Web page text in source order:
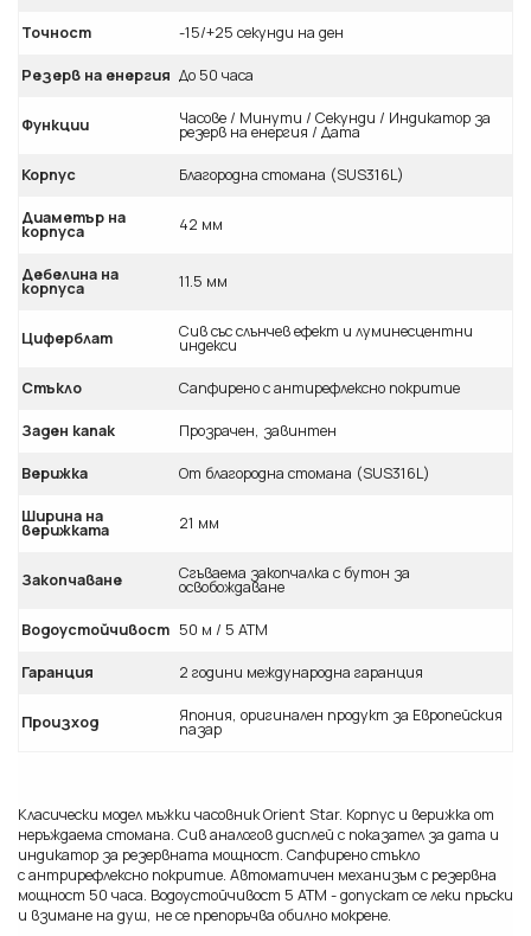
Точност -15/+25 секунди на ден
Резерв на енергия До 50 часа
Функции Часове / Минути / Секунди / Индикатор за
резерв на енергия / Дата
Корпус Благородна стомана (SUS316L)
Диаметър на
корпуса 42 мм
Дебелина на
корпуса 11.5 мм
Циферблат Сив със слънчев ефект и луминесцентни
индекси
Стъкло Сапфирено с антирефлексно покритие
Заден капак Прозрачен, завинтен
Верижка От благородна стомана (SUS316L)
Ширина на
верижката 21 мм
Закопчаване Сгъваема закопчалка с бутон за
освобождаване
Водоустойчивост 50 м / 5 ATM
Гаранция 2 години международна гаранция
Произход Япония, оригинален продукт за Европейския
пазар
Класически модел мъжки часовник Orient Star. Корпус и верижка от
неръждаема стомана. Сив аналогов дисплей с показател за дата и
индикатор за резервната мощност. Сапфирено стъкло
с антрирефлексно покритие. Автоматичен механизъм с резервна
мощност 50 часа. Водоустойчивост 5 ATM - допускат се леки пръски
и взимане на душ, не се препоръчва обилно мокрене.